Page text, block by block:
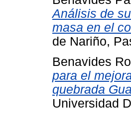
Análisis de
masa en el
de Nariño,
Benavides
para el
quebrada
Universidad